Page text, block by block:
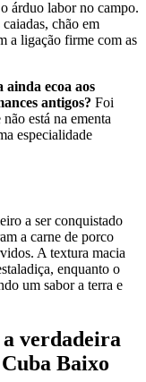
árduo labor no campo.
chão em
a ligação firme com as
ecoa aos
antigos? Foi
está na ementa
especialidade
a ser conquistado
a carne de porco
A textura macia
enquanto o
um sabor a terra e
verdadeira
Baixo